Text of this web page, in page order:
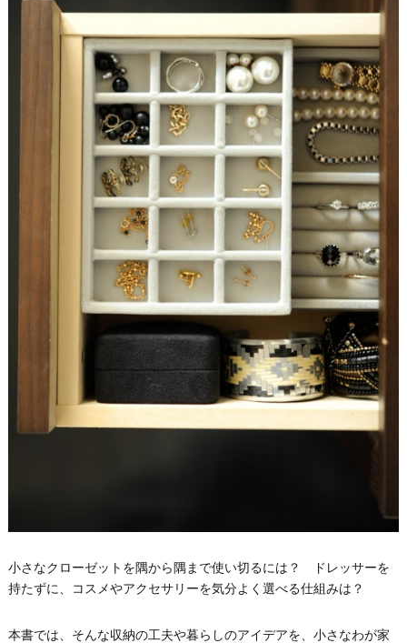
小さなクローゼットを隅から隅まで使い切るには？ ドレッサーを
持たずに、コスメやアクセサリーを気分よく選べる仕組みは？
本書では、そんな収納の工夫や暮らしのアイデアを、小さなわが家